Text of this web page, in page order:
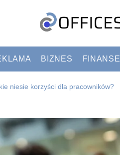
BIZNES FINANSE
niesie korzyści dla pracowników?